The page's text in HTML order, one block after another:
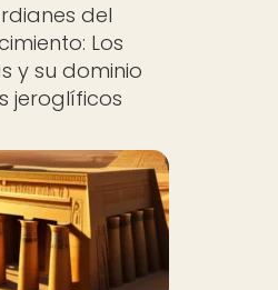
del
Los
y su dominio
jeroglíficos